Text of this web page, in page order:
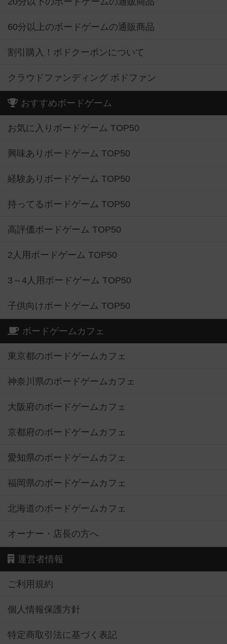
60分以上のボードゲームの通販商品
割引購入！ボドクーポンについて
クラウドファンディング ボドファン
おすすめボードゲーム
お気に入りボードゲーム TOP50
興味ありボードゲーム TOP50
経験ありボードゲーム TOP50
持ってるボードゲーム TOP50
高評価ボードゲーム TOP50
2人用ボードゲーム TOP50
3～4人用ボードゲーム TOP50
子供向けボードゲーム TOP50
ボードゲームカフェ
東京都のボードゲームカフェ
神奈川県のボードゲームカフェ
大阪府のボードゲームカフェ
京都府のボードゲームカフェ
愛知県のボードゲームカフェ
福岡県のボードゲームカフェ
北海道のボードゲームカフェ
オーナー・店長の方へ
運営者情報
ご利用規約
個人情報保護方針
特定商取引法に基づく表記